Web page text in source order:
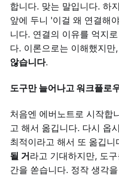
합니다. 맞는 말입니다. 하
앞에 두니 '이걸 왜 연결해
니다. 연결의 이유를 억지
다. 이론으로는 이해했지만,
않습니다.
도구만 늘어나고 워크플로
처음엔 에버노트로 시작합
고 해서 옮깁니다. 다시 옵
최적이라고 해서 또 옮깁니
될 거 라고 기대하지만, 도
간을 쏟습니다. 정작 생각